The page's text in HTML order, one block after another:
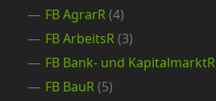
FB AgrarR(4)
FB ArbeitsR(3)
FB Bank- und KapitalmarktR
FB BauR(5)